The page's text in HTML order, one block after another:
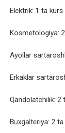
Elektrik: 1 ta kurs
Kosmetologiya:
Ayollar
Erkaklar
Qandolatchilik: 2
Buxgalteriya: 2